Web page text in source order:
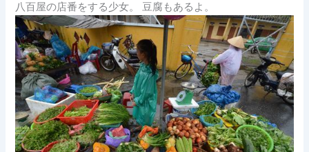
八百屋の店番をする少女。 豆腐もあるよ。